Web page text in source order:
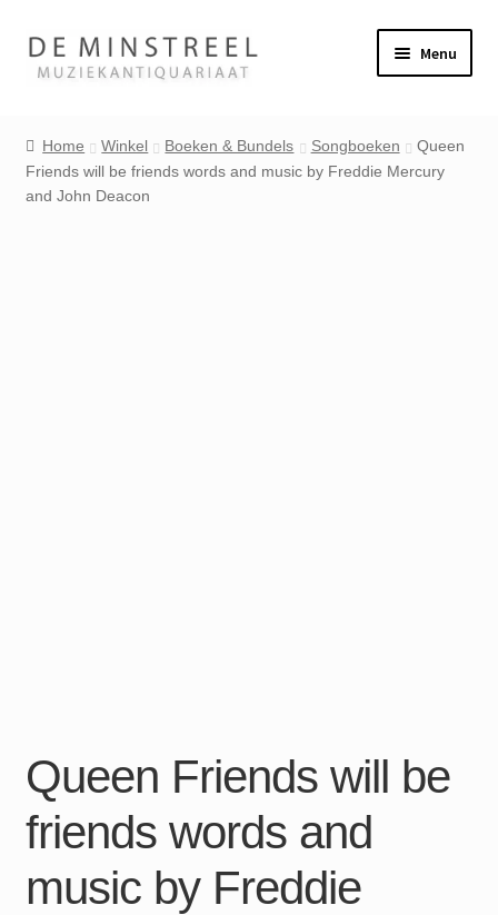
Ga
door
Ga
naar
Menu
Contact
Home Winkel Boeken & Bundels Songboeken
Queen
Friends will be friends words and music by Freddie Mercury
and John Deacon
Queen Friends will be
friends words and
music by Freddie